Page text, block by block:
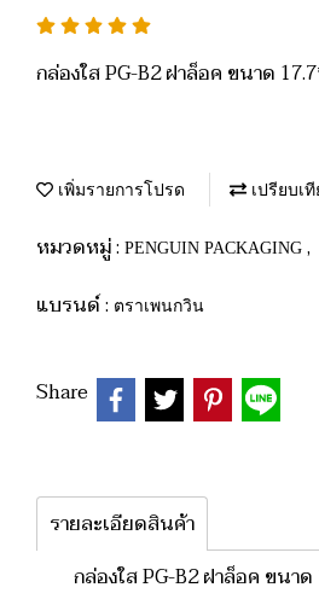
กล่องใส PG-B2 ฝาล็อค ขนาด
เพิ่มรายการโปรด เปรียบเ
หมวดหมู่ : PENGUIN PACKAGING ,
แบรนด์ : ตราเพนกวิน
Share
รายละเอียดสินค้า
กล่องใส PG-B2 ฝาล็อค ขนา